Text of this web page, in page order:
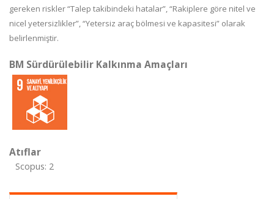
gereken riskler “Talep takibindeki hatalar”, “Rakiplere göre nitel ve
nicel yetersizlikler”, “Yetersiz araç bölmesi ve kapasitesi” olarak
belirlenmiştir.
BM Sürdürülebilir Kalkınma Amaçları
Atıflar
Scopus: 2